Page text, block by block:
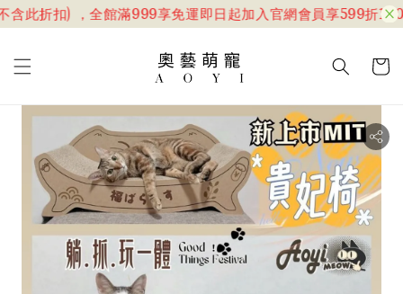
此折扣) ，全館滿999享免運即日起加入官網會員享599折